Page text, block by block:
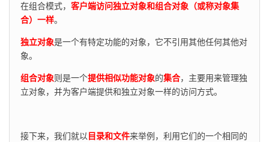
在组合模式， 客户端访问独立对象和组合对象（或称对象集
合）一样。
独立对象是一个有特定功能的对象，它不引用其他任何其他对
象。
组合对象则是一个提供相似功能对象的集合，主要用来管理独
立对象，并为客户端提供和独立对象一样的访问方式。
接下来，我们就以 目录和文件来举例，利用它们的一个相同的